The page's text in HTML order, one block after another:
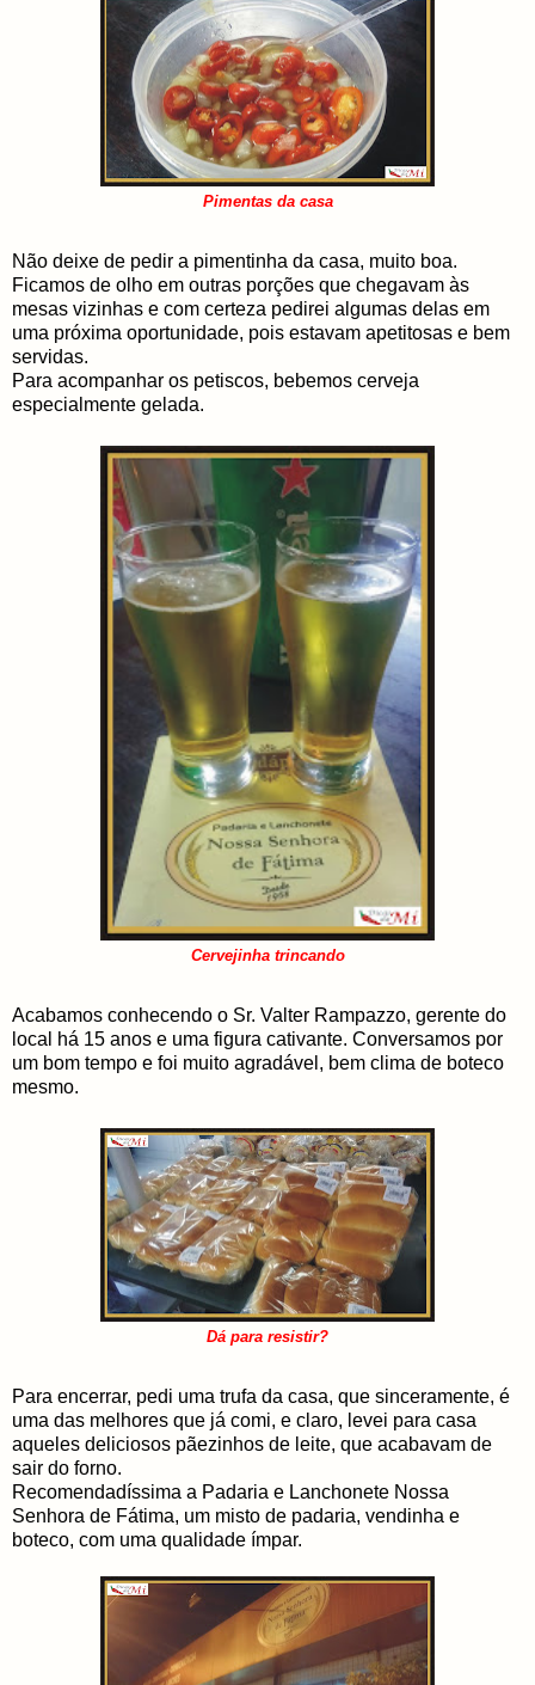
Pimentas da casa
Não deixe de pedir a pimentinha da casa, muito boa.
Ficamos de olho em outras porções que chegavam às
mesas vizinhas e com certeza pedirei algumas delas em
uma próxima oportunidade, pois estavam apetitosas e bem
servidas.
Para acompanhar os petiscos, bebemos cerveja
especialmente gelada.
Cervejinha trincando
Acabamos conhecendo o Sr. Valter Rampazzo, gerente do
local há 15 anos e uma figura cativante. Conversamos por
um bom tempo e foi muito agradável, bem clima de boteco
mesmo.
Dá para resistir?
Para encerrar, pedi uma trufa da casa, que sinceramente, é
uma das melhores que já comi, e claro, levei para casa
aqueles deliciosos pãezinhos de leite, que acabavam de
sair do forno.
Recomendadíssima a Padaria e Lanchonete Nossa
Senhora de Fátima, um misto de padaria, vendinha e
boteco, com uma qualidade ímpar.